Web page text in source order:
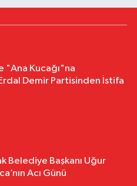
"Ana Kucağı"na
Demir Partisinden İstifa
Belediye Başkanı Uğur
Acı Günü